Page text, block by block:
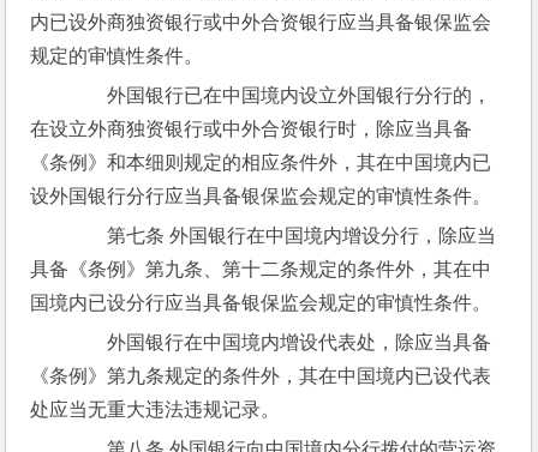
内已设外商独资银行或中外合资银行应当具备银保监会
规定的审慎性条件。
外国银行已在中国境内设立外国银行分行的，
在设立外商独资银行或中外合资银行时，除应当具备
《条例》和本细则规定的相应条件外，其在中国境内已
设外国银行分行应当具备银保监会规定的审慎性条件。
第七条 外国银行在中国境内增设分行，除应当
具备《条例》第九条、第十二条规定的条件外，其在中
国境内已设分行应当具备银保监会规定的审慎性条件。
外国银行在中国境内增设代表处，除应当具备
《条例》第九条规定的条件外，其在中国境内已设代表
处应当无重大违法违规记录。